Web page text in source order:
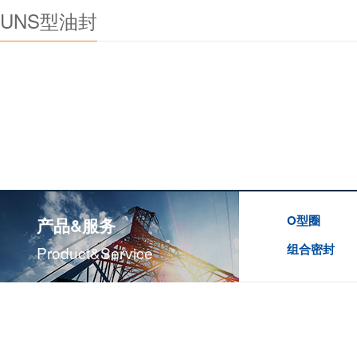
UNS型油封
产品&服务
Product&service
O型圈
组合密封